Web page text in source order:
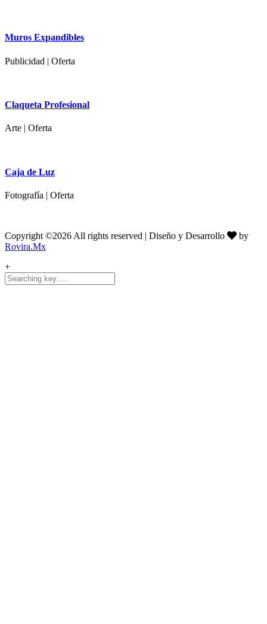
Muros Expandibles
Publicidad | Oferta
Claqueta Profesional
Arte | Oferta
Caja de Luz
Fotografía | Oferta
Copyright ©2026 All rights reserved | Diseño y Desarrollo
by
Rovira.Mx
+